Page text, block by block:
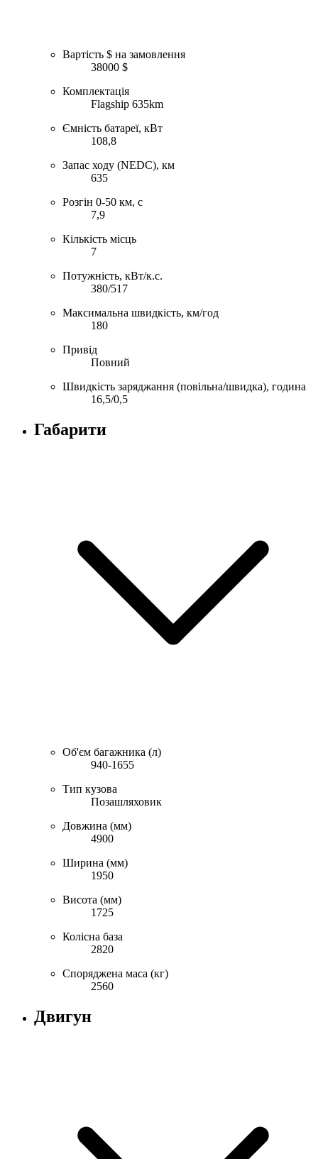
Вартість $ на замовлення
38000 $
Комплектація
Flagship 635km
Ємність батареї, кВт
108,8
Запас ходу (NEDC), км
635
Розгін 0-50 км, с
7,9
Кількість місць
7
Потужність, кВт/к.с.
380/517
Максимальна швидкість, км/год
180
Привід
Повний
Швидкість заряджання (повільна/швидка), година
16,5/0,5
Габарити
Об'єм багажника (л)
940-1655
Тип кузова
Позашляховик
Довжина (мм)
4900
Ширина (мм)
1950
Висота (мм)
1725
Колісна база
2820
Споряджена маса (кг)
2560
Двигун